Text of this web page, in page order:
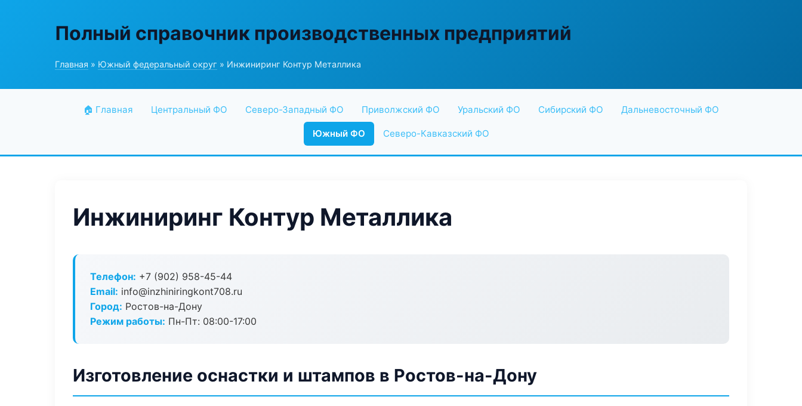
Полный справочник производственных предприятий
Главная » Южный федеральный округ » Инжиниринг Контур Металлика
🏠 Главная Центральный ФО Северо-Западный ФО Приволжский ФО Уральский ФО Сибирский ФО Дальневосточный ФО
Южный ФО Северо-Кавказский ФО
Инжиниринг Контур Металлика
Телефон: +7 (902) 958-45-44
Email: info@inzhiniringkont708.ru
Город: Ростов-на-Дону
Режим работы: Пн-Пт: 08:00-17:00
Изготовление оснастки и штампов в Ростов-на-Дону